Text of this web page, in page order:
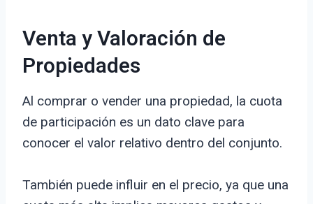
Venta y Valoración de
Propiedades
Al comprar o vender una propiedad, la cuota
de participación es un dato clave para
conocer el valor relativo dentro del conjunto.
También puede influir en el precio, ya que una